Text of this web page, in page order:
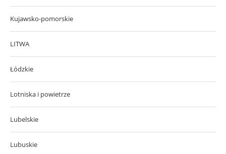
Kujawsko-pomorskie
LITWA
Łódzkie
Lotniska i powietrze
Lubelskie
Lubuskie